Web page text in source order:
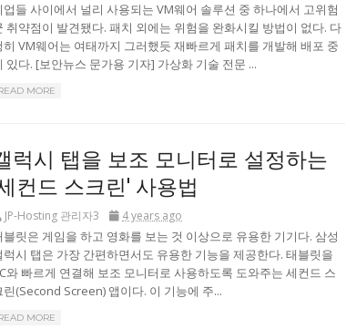
업들 사이에서 널리 사용되는 VM웨어 솔루션 중 하나에서 고위험
취약점이 발견됐다. 패치 외에는 위험을 완화시킬 방법이 없다. 다
히 VM웨어는 여태까지 그러했듯 재빠르게 패치를 개발해 배포 중
있다. [보안뉴스 문가용 기자] 가상화 기술 전문 ...
MORE
럭시 탭을 보조 모니터로 설정하는
컨드 스크린' 사용법
JP-Hosting 관리자3 4 years ago
블릿은 게임을 하고 영화를 보는 것 이상으로 유용한 기기다. 삼성
럭시 탭은 가장 간편하면서도 유용한 기능을 제공한다. 태블릿을
와 빠르게 연결해 보조 모니터로 사용하도록 도와주는 세컨드 스
린(Second Screen) 앱이다. 이 기능에 주...
MORE